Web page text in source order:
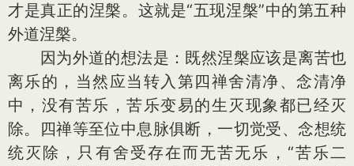
才是真正的涅槃。这就是“五现涅槃”中的第五种
外道涅槃。
因为外道的想法是：既然涅槃应该是离苦也
离乐的，当然应当转入第四禅舍清净、念清净
中，没有苦乐，苦乐变易的生灭现象都已经灭
除。四禅等至位中息脉俱断，一切觉受、念想统
统灭除，只有舍受存在而无苦无乐，“苦乐二